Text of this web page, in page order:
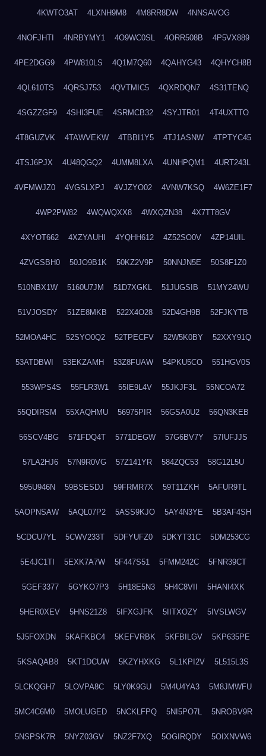
4KWTO3AT 4LXNH9M8 4M8RR8DW 4NNSAVOG
4NOFJHTI 4NRBYMY1 4O9WC0SL 4ORR508B 4P5VX889
4PE2DGG9 4PW810LS 4Q1M7Q60 4QAHYG43 4QHYCH8B
4QL610TS 4QRSJ753 4QVTMIC5 4QXRDQN7 4S31TENQ
4SGZZGF9 4SHI3FUE 4SRMCB32 4SYJTR01 4T4UXTTO
4T8GUZVK 4TAWVEKW 4TBBI1Y5 4TJ1ASNW 4TPTYC45
4TSJ6PJX 4U48QGQ2 4UMM8LXA 4UNHPQM1 4URT243L
4VFMWJZ0 4VGSLXPJ 4VJZYO02 4VNW7KSQ 4W6ZE1F7
4WP2PW82 4WQWQXX8 4WXQZN38 4X7TT8GV
4XYOT662 4XZYAUHI 4YQHH612 4Z52SO0V 4ZP14UIL
4ZVGSBH0 50JO9B1K 50KZ2V9P 50NNJN5E 50S8F1Z0
510NBX1W 5160U7JM 51D7XGKL 51JUGSIB 51MY24WU
51VJOSDY 51ZE8MKB 522X4O28 52D4GH9B 52FJKYTB
52MOA4HC 52SYO0Q2 52TPECFV 52W5K0BY 52XXY91Q
53ATDBWI 53EKZAMH 53Z8FUAW 54PKU5CO 551HGV0S
553WPS4S 55FLR3W1 55IE9L4V 55JKJF3L 55NCOA72
55QDIRSM 55XAQHMU 56975PIR 56GSA0U2 56QN3KEB
56SCV4BG 571FDQ4T 5771DEGW 57G6BV7Y 57IUFJJS
57LA2HJ6 57N9R0VG 57Z141YR 584ZQC53 58G12L5U
595U946N 59BSESDJ 59FRMR7X 59T11ZKH 5AFUR9TL
5AOPNSAW 5AQL07P2 5ASS9KJO 5AY4N3YE 5B3AF4SH
5CDCU7YL 5CWV233T 5DFYUFZ0 5DKYT31C 5DM253CG
5E4JC1TI 5EXK7A7W 5F447S51 5FMM242C 5FNR39CT
5GEF3377 5GYKO7P3 5H18E5N3 5H4C8VII 5HANI4XK
5HER0XEV 5HNS21Z8 5IFXGJFK 5IITXOZY 5IVSLWGV
5J5FOXDN 5KAFKBC4 5KEFVRBK 5KFBILGV 5KP635PE
5KSAQAB8 5KT1DCUW 5KZYHXKG 5L1KPI2V 5L515L3S
5LCKQGH7 5LOVPA8C 5LY0K9GU 5M4U4YA3 5M8JMWFU
5MC4C6M0 5MOLUGED 5NCKLFPQ 5NI5PO7L 5NROBV9R
5NSPSK7R 5NYZ03GV 5NZ2F7XQ 5OGIRQDY 5OIXNVW6